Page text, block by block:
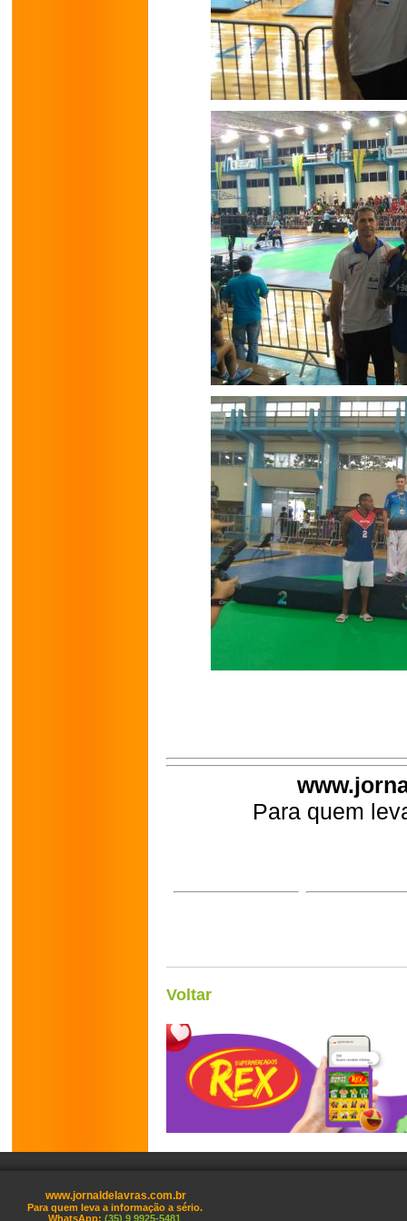
Para quem
Voltar
www.jornaldelavras.com.br
Para quem leva a informação a sério.
WhatsApp: (35) 9 9925-5481